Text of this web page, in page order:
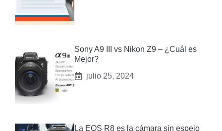
Sony A9 III vs‌ Nikon Z9 – ¿Cuál es
Mejor?
julio 25, 2024
La EOS R8 es la cámara sin espejo